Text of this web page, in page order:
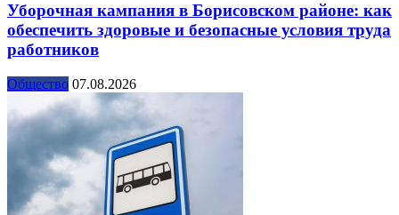
Уборочная кампания в Борисовском районе: как
обеспечить здоровые и безопасные условия труда
работников
Общество 07.08.2026